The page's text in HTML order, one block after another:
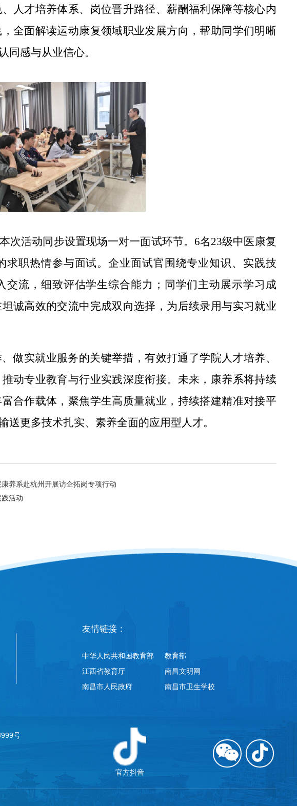
人才培养体系、岗位晋升路径、薪酬福利保障等核心内
全面解读运动康复领域职业发展方向，帮助同学们明晰
同感与从业信心。
次活动同步设置现场一对一面试环节。6名23级中医康复
职热情参与面试。企业面试官围绕专业知识、实践技
流，细致评估学生综合能力；同学们主动展示学习成
诚高效的交流中完成双向选择，为后续录用与实习就业
做实就业服务的关键举措，有效打通了学院人才培养、
动专业教育与行业实践深度衔接。未来，康养系将持续
合作载体，聚焦学生高质量就业，持续搭建精准对接平
更多技术扎实、素养全面的应用型人才。
养系赴杭州开展访企拓岗专项行动
活动
友情链接：
中华人民共和国教育部
教育部
江西省教育厅
南昌文明网
南昌市人民政府
南昌市卫生学校
号
官方抖音